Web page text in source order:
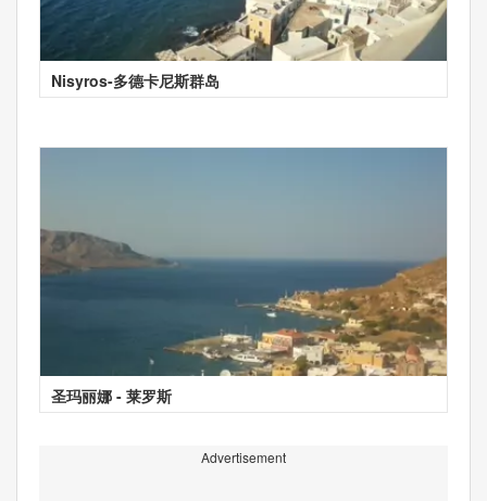
Nisyros-多德卡尼斯群岛
圣玛丽娜 - 莱罗斯
Advertisement